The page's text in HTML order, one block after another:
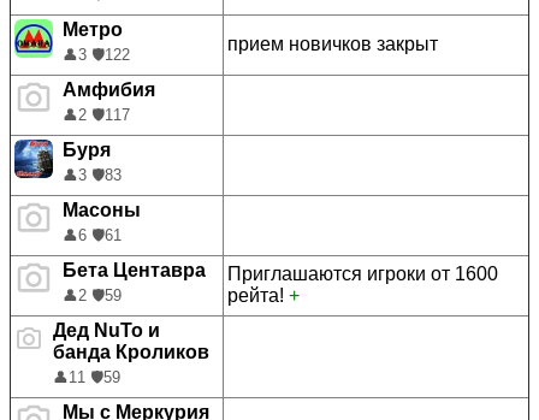
Метро
👤3 🛡️122
прием новичков закрыт
Амфибия
👤2 🛡️117
Буря
👤3 🛡️83
Масоны
👤6 🛡️61
Бета Центавра
👤2 🛡️59
Приглашаются игроки от 1600
рейта! +
Дед NuTo и
банда Кроликов
👤11 🛡️59
Мы с Меркурия